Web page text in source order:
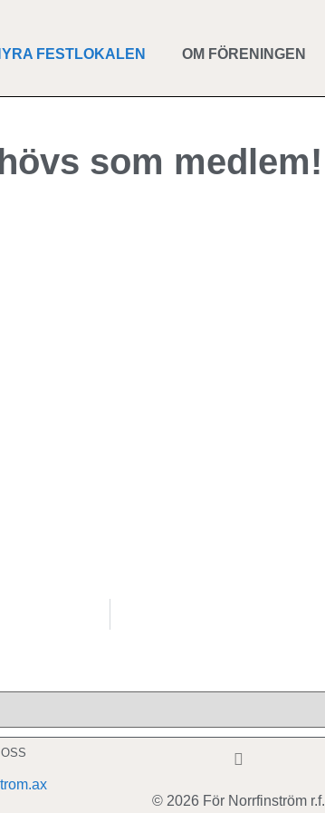
FESTLOKALEN OM FÖRENINGEN
som medlem!
© 2026 För Norrfinström r.f.